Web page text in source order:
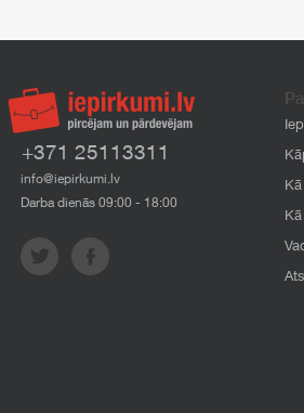
+371 25113311
info@iepirkumi.lv
Darba dienās 09:00 - 18:00